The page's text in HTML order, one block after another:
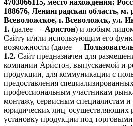
4703066115, место нахождения:
188676, Ленинградская область, м.
Всеволожское, г. Всеволожск, ул.
1. (далее — Аристон) и любым
Сайту и/или использующим его
возможности (далее — Пользователь
1.2. Сайт предназначен для
компании Аристон, выпускаемой и
продукции, для коммуникации с
предоставления
профессиональным участникам
монтажу, сервисным специалистам и
юридических лиц, осуществляющих
установку продукции под